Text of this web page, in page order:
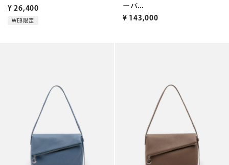
¥ 26,400
WEB限定
ーバ...
¥ 143,000